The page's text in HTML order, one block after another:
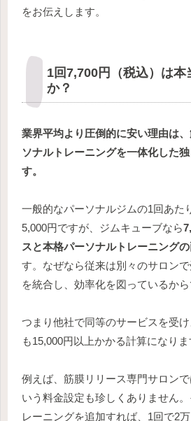
をお伝えします。
1回7,700円（税込）は本
か？
業界平均より圧倒的に安い理由は
ソナルトレーニングを一体化した
す。
一般的なパーソナルジムの1回あた
5,000円ですが、ジムキューブなら
スと本格パーソナルトレーニング
す。なぜなら従来は別々のサロン
を統合し、効率化を図っているから
つまり他社で同等のサービスを受
も15,000円以上かかる計算になりま
例えば、筋膜リリース専門サロン
いう料金設定も珍しくありません
レーニングを追加すれば、1回で2